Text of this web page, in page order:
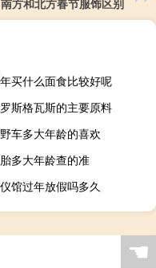
南方和北方春节服饰区别
买什么面食比较好呢
斯格瓦斯的主要原料
车多大年龄的喜欢
多大年龄查的准
馆过年放假吗多久
☚